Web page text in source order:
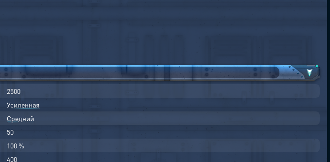
2500
Усиленная
Средний
50
100 %
400